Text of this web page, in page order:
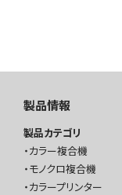
製品情報
製品カテゴリ
カラー複合機
モノクロ複合機
カラープリンター